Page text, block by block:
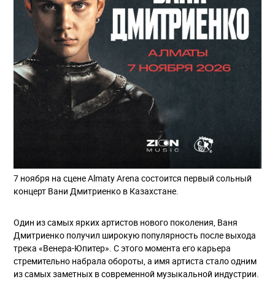
7 ноября на сцене Almaty Arena состоится первый сольный
концерт Вани Дмитриенко в Казахстане.
Один из самых ярких артистов нового поколения, Ваня
Дмитриенко получил широкую популярность после выхода
трека «Венера-Юпитер». С этого момента его карьера
стремительно набрала обороты, а имя артиста стало одним
из самых заметных в современной музыкальной индустрии.